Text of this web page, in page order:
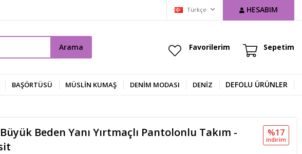
Türkçe HESABIM
Arama Favorilerim Sepetim
BAŞÖRTÜSÜ MÜSLİN KUMAŞ DENIM MODASI DENİZ DEFOLU ÜRÜNLER
Beden Yanı Yırtmaçlı Pantolonlu Takım -
%17
i̇ndi̇ri̇m